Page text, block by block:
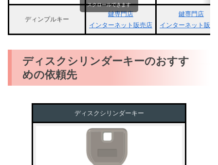
ディンプルキー
鍵専門店
インターネット販売店
鍵専門店
インターネット販売
スクロールできます
ディスクシリンダーキーのおすす
めの依頼先
ディスクシリンダーキー